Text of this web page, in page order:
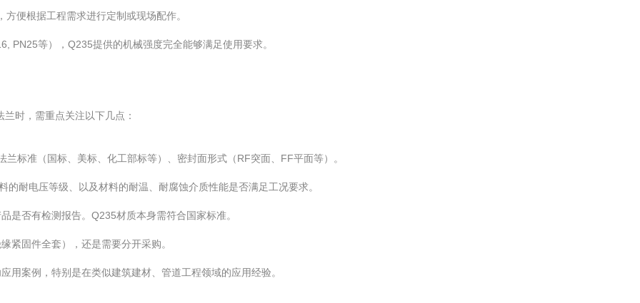
便根据工程需求进行定制或现场配作。
PN25等），Q235提供的机械强度完全能够满足使用要求。
时，需重点关注以下几点：
标准（国标、美标、化工部标等）、密封面形式（RF突面、FF平面等）。
耐电压等级、以及材料的耐温、耐腐蚀介质性能是否满足工况要求。
是否有检测报告。Q235材质本身需符合国家标准。
紧固件全套），还是需要分开采购。
用案例，特别是在类似建筑建材、管道工程领域的应用经验。